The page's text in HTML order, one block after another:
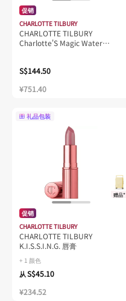
促销
CHARLOTTE TILBURY
CHARLOTTE TILBURY
Charlotte'S Magic Water
S$144.50
¥751.40
礼品包装
赠品*
促销
CHARLOTTE TILBURY
CHARLOTTE TILBURY
K.I.S.S.I.N.G. 唇膏
+ 1 颜色
从S$45.10
¥234.52